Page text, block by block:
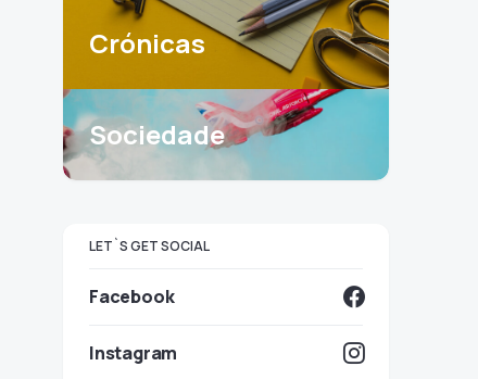
Crónicas
Sociedade
LET`S GET SOCIAL
Facebook
Instagram